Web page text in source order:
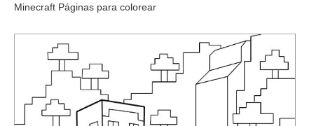
Minecraft Páginas para colorear